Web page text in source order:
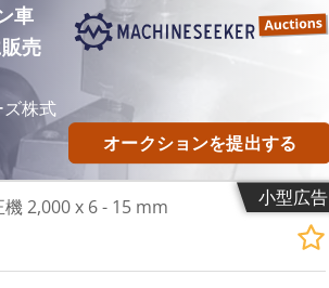
車
売
株式
オークションを提出する
小型広告
2,000 x 6 - 15 mm